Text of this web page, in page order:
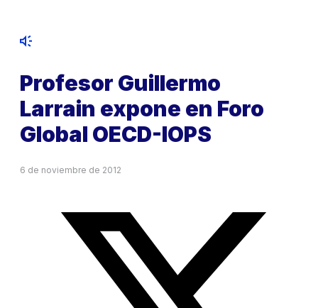
Profesor Guillermo
Larrain expone en Foro
Global OECD-IOPS
6 de noviembre de 2012